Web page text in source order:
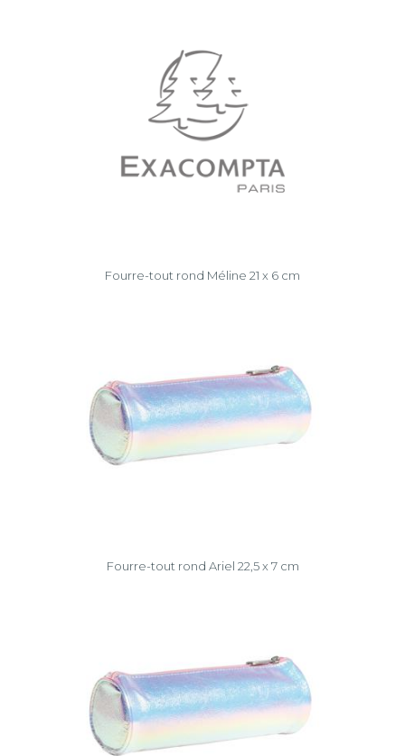
Fourre-tout rond Méline 21 x 6 cm
Fourre-tout rond Ariel 22,5 x 7 cm